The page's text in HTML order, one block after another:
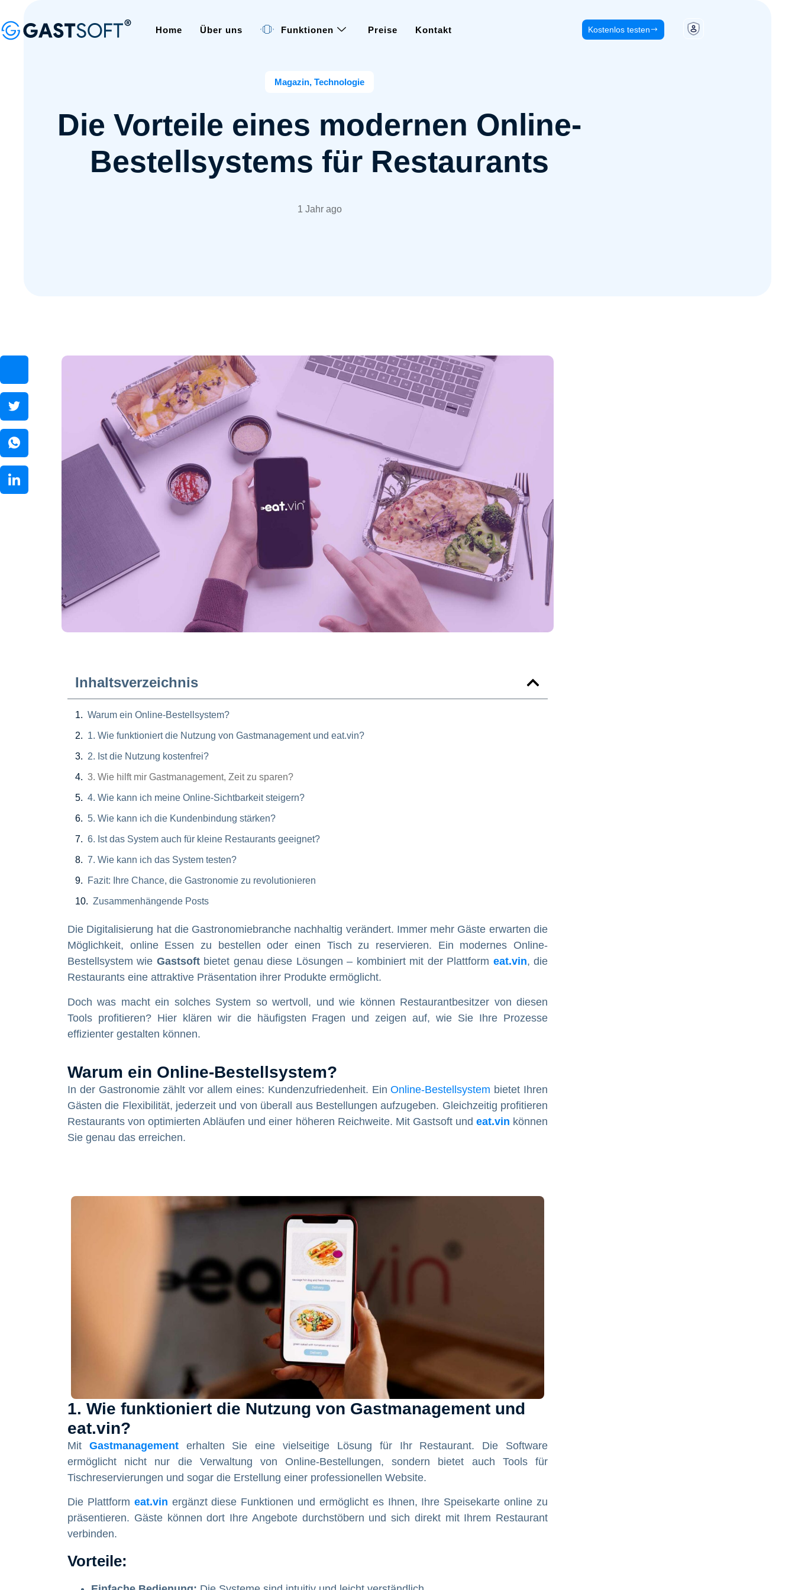
Home Über uns Funktionen Preise Kontakt Kostenlos testen
Magazin, Technologie
Die Vorteile eines modernen Online-
Bestellsystems für Restaurants
1 Jahr ago
Inhaltsverzeichnis
Warum ein Online-Bestellsystem?
1. Wie funktioniert die Nutzung von Gastmanagement und eat.vin?
2. Ist die Nutzung kostenfrei?
3. Wie hilft mir Gastmanagement, Zeit zu sparen?
4. Wie kann ich meine Online-Sichtbarkeit steigern?
5. Wie kann ich die Kundenbindung stärken?
6. Ist das System auch für kleine Restaurants geeignet?
7. Wie kann ich das System testen?
Fazit: Ihre Chance, die Gastronomie zu revolutionieren
Zusammenhängende Posts
Die Digitalisierung hat die Gastronomiebranche nachhaltig verändert. Immer mehr Gäste erwarten die
Möglichkeit, online Essen zu bestellen oder einen Tisch zu reservieren. Ein modernes Online-
Bestellsystem wie Gastsoftbietet genau diese Lösungen – kombiniert mit der Plattform eat.vin, die
Restaurants eine attraktive Präsentation ihrer Produkte ermöglicht.
Doch was macht ein solches System so wertvoll, und wie können Restaurantbesitzer von diesen
Tools profitieren? Hier klären wir die häufigsten Fragen und zeigen auf, wie Sie Ihre Prozesse
effizienter gestalten können.
Warum ein Online-Bestellsystem?
In der Gastronomie zählt vor allem eines: Kundenzufriedenheit. EinOnline-Bestellsystem bietet Ihren
Gästen die Flexibilität, jederzeit und von überall aus Bestellungen aufzugeben. Gleichzeitig profitieren
Restaurants von optimierten Abläufen und einer höheren Reichweite. Mit Gastsoft und eat.vin können
Sie genau das erreichen.
1. Wie funktioniert die Nutzung von Gastmanagement und
eat.vin?
Mit Gastmanagement
erhalten Sie eine vielseitige Lösung für Ihr Restaurant. Die Software
ermöglicht nicht nur die Verwaltung von Online-Bestellungen, sondern bietet auch Tools für
Tischreservierungen und sogar die Erstellung einer professionellen Website.
Die Plattform eat.vin ergänzt diese Funktionen und ermöglicht es Ihnen, Ihre Speisekarte online zu
präsentieren. Gäste können dort Ihre Angebote durchstöbern und sich direkt mit Ihrem Restaurant
verbinden.
Vorteile: